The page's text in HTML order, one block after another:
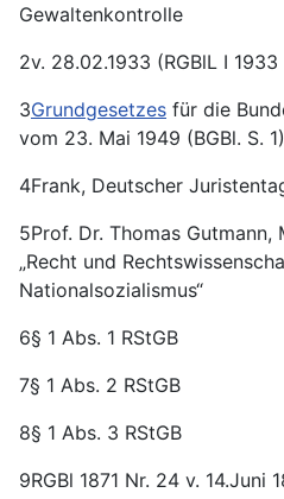
Gewaltenkontrolle
2v. 28.02.1933 (RGBlL I 1933
3Grundgesetzes für die
vom 23. Mai 1949 (BGBl. S. 1)
4Frank, Deutscher
5Prof. Dr. Thomas Gutmann,
„Recht und
Nationalsozialismus“
6§ 1 Abs. 1 RStGB
7§ 1 Abs. 2 RStGB
8§ 1 Abs. 3 RStGB
9RGBl 1871 Nr. 24 v. 14.Juni